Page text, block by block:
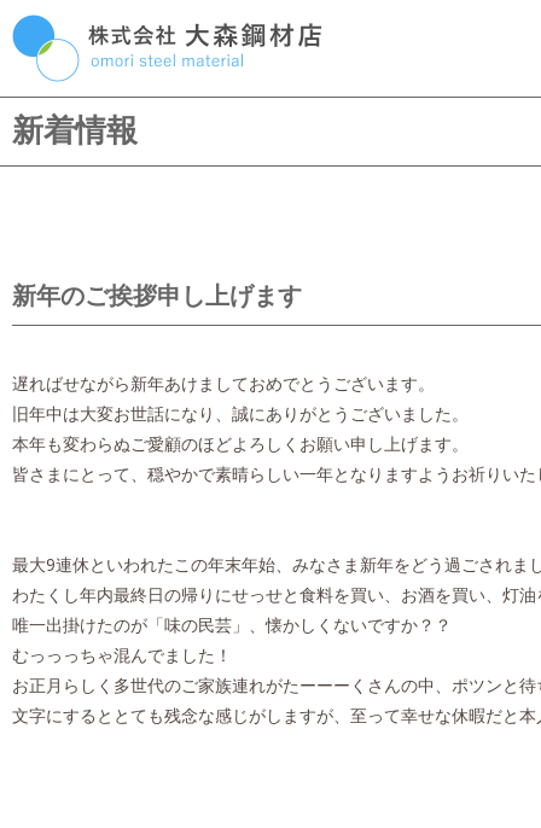
Skip
to
content
新着情報
新年のご挨拶申し上げます
遅ればせながら新年あけましておめでとうございます。
旧年中は大変お世話になり、誠にありがとうございました。
本年も変わらぬご愛顧のほどよろしくお願い申し上げます。
皆さまにとって、穏やかで素晴らしい一年となりますようお祈りい
最大9連休といわれたこの年末年始、みなさま新年をどう過ごされま
わたくし年内最終日の帰りにせっせと食料を買い、お酒を買い、灯
唯一出掛けたのが「味の民芸」、懐かしくないですか？？
むっっっちゃ混んでました！
お正月らしく多世代のご家族連れがたーーーくさんの中、ポツンと